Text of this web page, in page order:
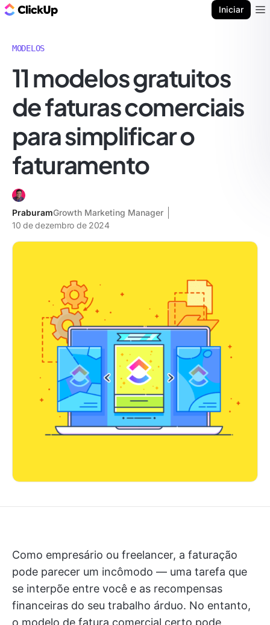
Iniciar
MODELOS
11 modelos gratuitos
de faturas comerciais
para simplificar o
faturamento
PraburamGrowth Marketing Manager
10 de dezembro de 2024
Como empresário ou freelancer, a faturação
pode parecer um incômodo — uma tarefa que
se interpõe entre você e as recompensas
financeiras do seu trabalho árduo. No entanto,
o modelo de fatura comercial certo pode